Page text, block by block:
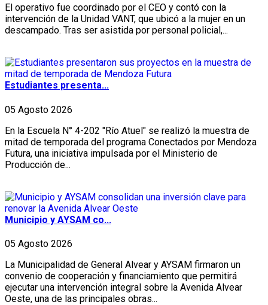
El operativo fue coordinado por el CEO y contó con la
intervención de la Unidad VANT, que ubicó a la mujer en un
descampado. Tras ser asistida por personal policial,...
Estudiantes presenta...
05 Agosto 2026
En la Escuela N° 4-202 "Río Atuel" se realizó la muestra de
mitad de temporada del programa Conectados por Mendoza
Futura, una iniciativa impulsada por el Ministerio de
Producción de...
Municipio y AYSAM co...
05 Agosto 2026
La Municipalidad de General Alvear y AYSAM firmaron un
convenio de cooperación y financiamiento que permitirá
ejecutar una intervención integral sobre la Avenida Alvear
Oeste, una de las principales obras...